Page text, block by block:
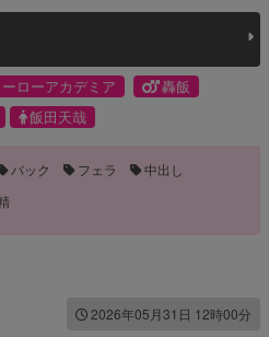
ローアカデミア
轟飯
飯田天哉
バック フェラ
中出し
2026年05月31日 12時00分